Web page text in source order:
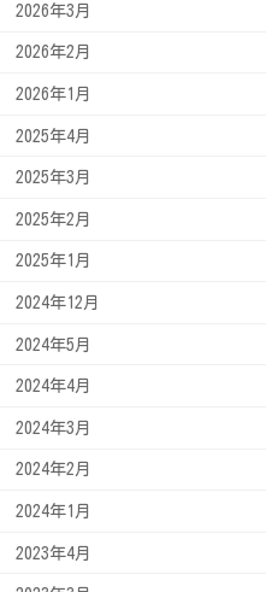
2026年3月
2026年2月
2026年1月
2025年4月
2025年3月
2025年2月
2025年1月
2024年12月
2024年5月
2024年4月
2024年3月
2024年2月
2024年1月
2023年4月